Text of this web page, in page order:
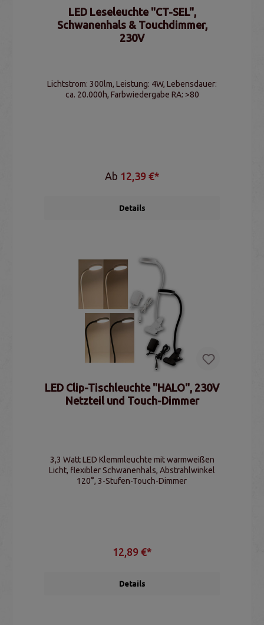
LED Leseleuchte "CT-SEL",
Schwanenhals & Touchdimmer,
230V
Lichtstrom: 300lm, Leistung: 4W, Lebensdauer:
ca. 20.000h, Farbwiedergabe RA: >80
Ab 12,39 €*
Details
LED Clip-Tischleuchte "HALO", 230V
Netzteil und Touch-Dimmer
3,3 Watt LED Klemmleuchte mit warmweißen
Licht, flexibler Schwanenhals, Abstrahlwinkel
120°, 3-Stufen-Touch-Dimmer
12,89 €*
Details